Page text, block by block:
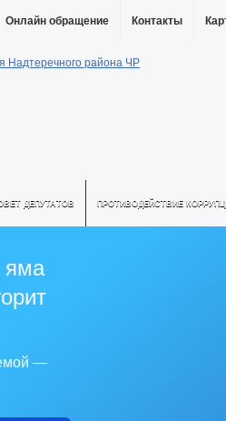
Онлайн обращение Контакты
ДЕПУТАТОВ ПРОТИВОДЕЙСТВИЕ
яма
—